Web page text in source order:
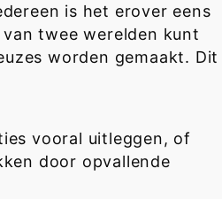
is het erover eens
twee werelden kunt
worden gemaakt. Dit
vooral uitleggen, of
door opvallende